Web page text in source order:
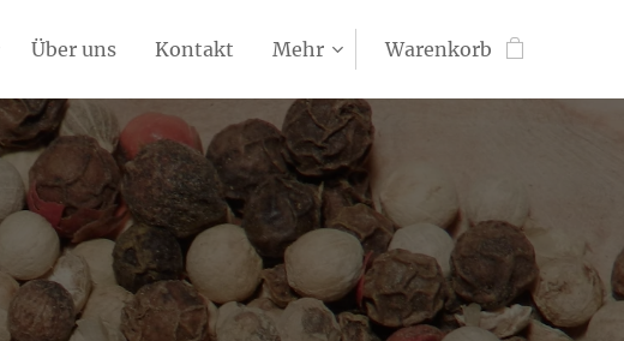
Über uns Kontakt Mehr Warenkorb